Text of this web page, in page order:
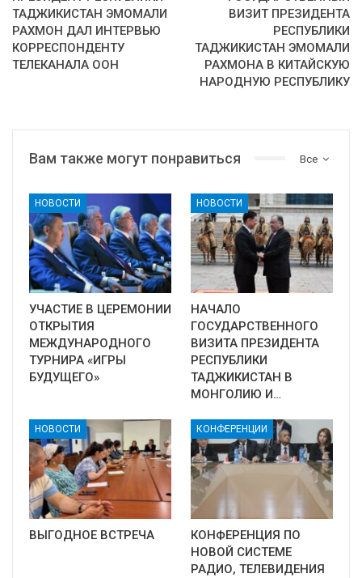
ТАДЖИКИСТАН ЭМОМАЛИ
РАХМОН ДАЛ ИНТЕРВЬЮ
КОРРЕСПОНДЕНТУ
ТЕЛЕКАНАЛА ООН
ВИЗИТ ПРЕЗИДЕНТА
РЕСПУБЛИКИ
ТАДЖИКИСТАН ЭМОМАЛИ
РАХМОНА В КИТАЙСКУЮ
НАРОДНУЮ РЕСПУБЛИКУ
Все
Вам также могут понравиться
НОВОСТИ
УЧАСТИЕ В ЦЕРЕМОНИИ
ОТКРЫТИЯ
МЕЖДУНАРОДНОГО
ТУРНИРА «ИГРЫ
БУДУЩЕГО»
НОВОСТИ
НАЧАЛО
ГОСУДАРСТВЕННОГО
ВИЗИТА ПРЕЗИДЕНТА
РЕСПУБЛИКИ
ТАДЖИКИСТАН В
МОНГОЛИЮ И…
НОВОСТИ
ВЫГОДНОЕ ВСТРЕЧА
КОНФЕРЕНЦИИ
КОНФЕРЕНЦИЯ ПО
НОВОЙ СИСТЕМЕ
РАДИО, ТЕЛЕВИДЕНИЯ